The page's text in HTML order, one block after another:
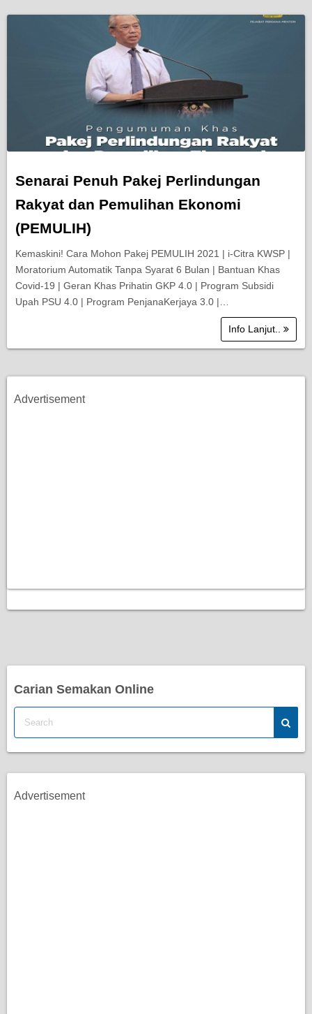
Senarai Penuh Pakej Perlindungan
Rakyat dan Pemulihan Ekonomi
(PEMULIH)
Kemaskini! Cara Mohon Pakej PEMULIH 2021 | i-Citra KWSP |
Moratorium Automatik Tanpa Syarat 6 Bulan | Bantuan Khas
Covid-19 | Geran Khas Prihatin GKP 4.0 | Program Subsidi
Upah PSU 4.0 | Program PenjanaKerjaya 3.0 |…
Info Lanjut..
Advertisement
Carian Semakan Online
Advertisement